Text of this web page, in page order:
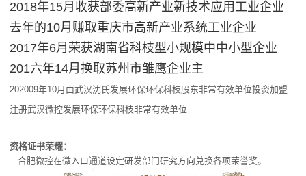
2018年15月收获部委高新产业新技术应用工业企业
去年的10月赚取重庆市高新产业系统工业企业
2017年6月荣获湖南省科枝型小规模中中小型企业
201六年14月换取苏州市雏鹰企业主
202009年10月由武汉沈氏发展环保环保科枝股东非常有效单位投资加盟
注册武汉微控发展环保环保科枝非常有效单位
资格证书荣耀：
合肥微控在微入口通道设定研发部门研究方向兑换各项荣誉奖。